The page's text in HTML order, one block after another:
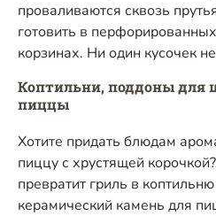
проваливаются сквозь
готовить в
корзинах. Ни один кусочек
Коптильни, поддоны для
пиццы
Хотите придать блюдам
пиццу с хрустящей
превратит гриль в
керамический камень для